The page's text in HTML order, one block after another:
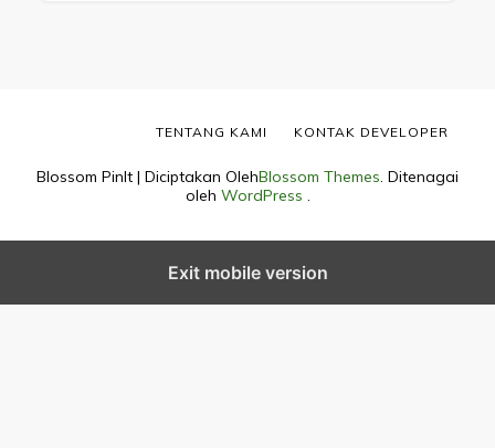
Blossom PinIt | Diciptakan OlehBlossom Themes. Ditenagai
oleh WordPress .
TENTANG KAMI KONTAK DEVELOPER
Exit mobile version